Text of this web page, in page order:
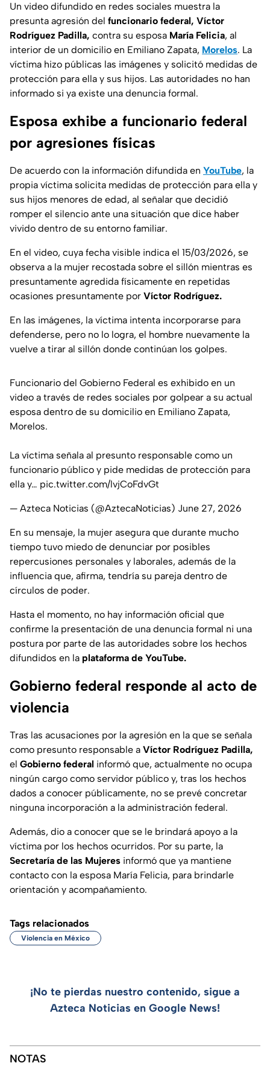
Un video difundido en redes sociales muestra la
presunta agresión del funcionario federal, Víctor
Rodríguez Padilla, contra su esposa María Felicia, al
interior de un domicilio en Emiliano Zapata, Morelos. La
víctima hizo públicas las imágenes y solicitó medidas de
protección para ella y sus hijos. Las autoridades no han
informado si ya existe una denuncia formal.
Esposa exhibe a funcionario federal
por agresiones físicas
De acuerdo con la información difundida en YouTube, la
propia víctima solicita medidas de protección para ella y
sus hijos menores de edad, al señalar que decidió
romper el silencio ante una situación que dice haber
vivido dentro de su entorno familiar.
En el video, cuya fecha visible indica el 15/03/2026, se
observa a la mujer recostada sobre el sillón mientras es
presuntamente agredida físicamente en repetidas
ocasiones presuntamente por Víctor Rodríguez.
En las imágenes, la víctima intenta incorporarse para
defenderse, pero no lo logra, el hombre nuevamente la
vuelve a tirar al sillón donde continúan los golpes.
Funcionario del Gobierno Federal es exhibido en un
video a través de redes sociales por golpear a su actual
esposa dentro de su domicilio en Emiliano Zapata,
Morelos.
La víctima señala al presunto responsable como un
funcionario público y pide medidas de protección para
ella y… pic.twitter.com/lvjCoFdvGt
— Azteca Noticias (@AztecaNoticias) June 27, 2026
En su mensaje, la mujer asegura que durante mucho
tiempo tuvo miedo de denunciar por posibles
repercusiones personales y laborales, además de la
influencia que, afirma, tendría su pareja dentro de
círculos de poder.
Hasta el momento, no hay información oficial que
confirme la presentación de una denuncia formal ni una
postura por parte de las autoridades sobre los hechos
difundidos en la plataforma de YouTube.
Gobierno federal responde al acto de
violencia
Tras las acusaciones por la agresión en la que se señala
como presunto responsable a Víctor Rodríguez Padilla,
el Gobierno federal informó que, actualmente no ocupa
ningún cargo como servidor público y, tras los hechos
dados a conocer públicamente, no se prevé concretar
ninguna incorporación a la administración federal.
Además, dio a conocer que se le brindará apoyo a la
víctima por los hechos ocurridos. Por su parte, la
Secretaría de las Mujeres informó que ya mantiene
contacto con la esposa María Felicia, para brindarle
orientación y acompañamiento.
Tags relacionados
Violencia en México
¡No te pierdas nuestro contenido, sigue a
Azteca Noticias en Google News!
NOTAS